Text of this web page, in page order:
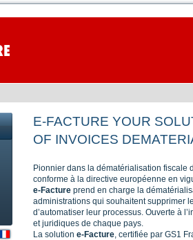
E-FACTURE YOUR
OF INVOICES
Pionnier dans la dématérialisation fiscale
conforme à la directive européenne en
e-Facture prend en charge la
administrations qui souhaitent supprimer
d’automatiser leur processus. Ouverte à
et juridiques de chaque pays.
La solution e-Facture, certifiée par GS1